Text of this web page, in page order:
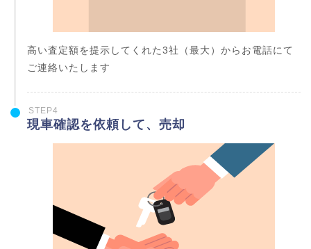
高い査定額を提示してくれた3社（最大）からお電話にて
ご連絡いたします
STEP4
現車確認を依頼して、売却